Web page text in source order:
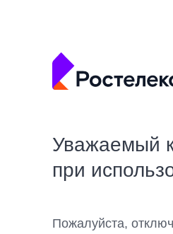
Уважаемый
при
Пожалуйста,